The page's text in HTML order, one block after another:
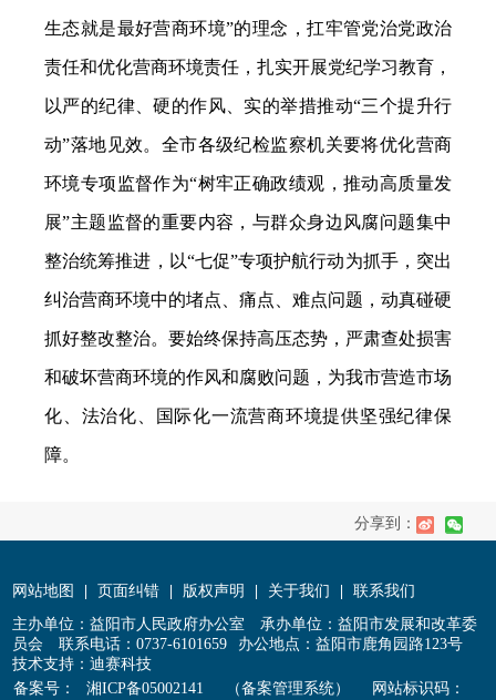
生态就是最好营商环境”的理念，扛牢管党治党政治
责任和优化营商环境责任，扎实开展党纪学习教育，
以严的纪律、硬的作风、实的举措推动“三个提升行
动”落地见效。全市各级纪检监察机关要将优化营商
环境专项监督作为“树牢正确政绩观，推动高质量发
展”主题监督的重要内容，与群众身边风腐问题集中
整治统筹推进，以“七促”专项护航行动为抓手，突出
纠治营商环境中的堵点、痛点、难点问题，动真碰硬
抓好整改整治。要始终保持高压态势，严肃查处损害
和破坏营商环境的作风和腐败问题，为我市营造市场
化、法治化、国际化一流营商环境提供坚强纪律保
障。
分享到：
网站地图 | 页面纠错 | 版权声明 | 关于我们 |
联系我们
主办单位：益阳市人民政府办公室
承办单位：益阳市发展和改革委
员会
联系电话：0737-6101659
办公地点：益阳市鹿角园路123号
技术支持：迪赛科技
备案号：
湘ICP备05002141 （备案管理系统）
网站标识码：